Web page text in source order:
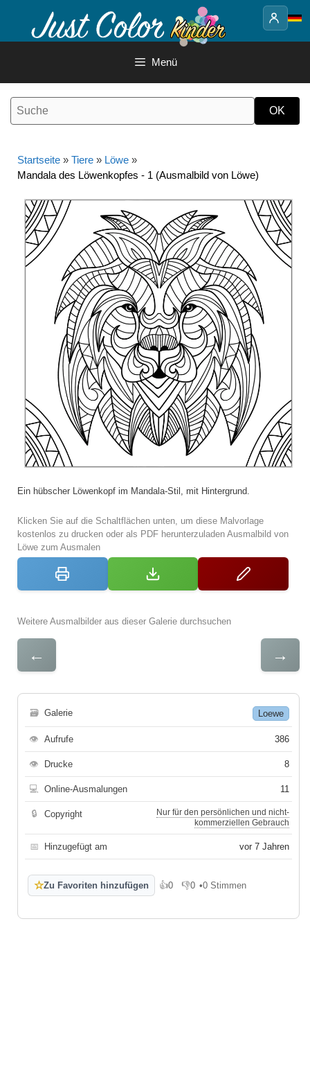
Inhalt
Menü
Startseite » Tiere » Löwe »
Mandala des Löwenkopfes - 1 (Ausmalbild von Löwe)
Ein hübscher Löwenkopf im Mandala-Stil, mit Hintergrund.
Klicken Sie auf die Schaltflächen unten, um diese Malvorlage
kostenlos zu drucken oder als PDF herunterzuladen Ausmalbild von
Löwe zum Ausmalen
Weitere Ausmalbilder aus dieser Galerie durchsuchen
← →
🗃 Galerie Loewe
👁 Aufrufe 386
👁 Drucke 8
💻 Online-Ausmalungen 11
🔒 Copyright
Nur für den persönlichen und nicht-
kommerziellen Gebrauch
📅 Hinzugefügt am vor 7 Jahren
☆Zu Favoriten hinzufügen 👍0
Gefällt mir
👎0
Gefällt mir nicht
•0 Stimmen